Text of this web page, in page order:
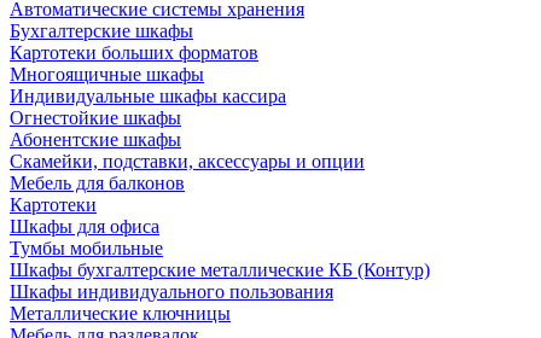
Автоматические системы хранения
Бухгалтерские шкафы
Картотеки больших форматов
Многоящичные шкафы
Индивидуальные шкафы кассира
Огнестойкие шкафы
Абонентские шкафы
Скамейки, подставки, аксессуары и опции
Мебель для балконов
Картотеки
Шкафы для офиса
Тумбы мобильные
Шкафы бухгалтерские металлические КБ (Контур)
Шкафы индивидуального пользования
Металлические ключницы